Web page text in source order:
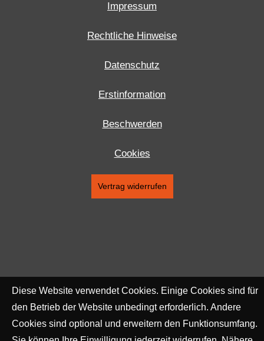
Impressum
Rechtliche Hinweise
Datenschutz
Erstinformation
Beschwerden
Cookies
Vertrag widerrufen
Diese Website verwendet Cookies. Einige Cookies sind für
den Betrieb der Website unbedingt erforderlich. Andere
Cookies sind optional und erweitern den Funktionsumfang.